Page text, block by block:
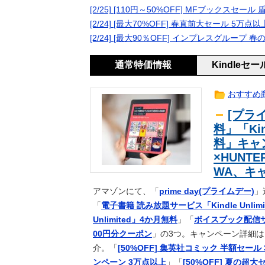
【悲報】ホリエモン、移民受け入
誰も反論できず沈黙 ………
ｹﾞｰﾑ 【ポケスリ】食材とくいは59でと
生活 【訃報】名探偵コナン声優が死去
「鹿児島でもこんなの出さんて」
組んだところで……
2ch お前ら「40才から独身はキツくな
ｹﾞｰﾑ 「ポケパーク カントー」初公開！
ｽﾎﾟｰﾂ 【悲報】中日ドラゴンズ 根尾昂さん
３年間で２億６５００万円… 福岡
40歳でブレイク 元祖美魔女・水
いね」
ｱﾆﾒ 再公開済み記事リスト（7月2日更
ｱﾆﾒ 【急募】ビールとレモンサワーに
森保監督、パラグアイ戦の国歌斉
人はいない」【海外の反応】
2ch 今ジムにいるけど、まずどこから
news センスが神なパロディHビデオｗｗ
[2/25] [110円～50%OFF] MFブックスセール
[2/24] [最大70%OFF] 春直前大セール 5万点以
[2/24] [最大90％OFF] インプレスグループ 春
通常特価情報 Kindleセー
おすすめ
[プラ
料」「
料」キャ
WA、キ
アマゾンにて、「 prime day(プライムデー)
「 電子書籍 読み放題サービス「Kindle
Unlimited」4か月無料」「 ボイスブック配信
00円分クーポン 」の3つ。キャンペーン詳細
介。「 [50%OFF] 集英社コミック 半額セール
ンペーン 3万点以上 」「 [50%OFF] 夏の超大